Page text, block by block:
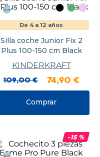
De 4 a 12 años
Silla coche Junior Fix 2
Plus 100-150 cm Black
KINDERKRAFT
109,00 € 74,90 €
Comprar
-15%